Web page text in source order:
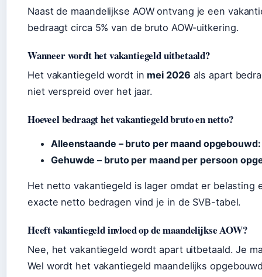
Naast de maandelijkse AOW ontvang je een
bedraagt circa 5% van de bruto AOW-uitkering.
Wanneer wordt het vakantiegeld uitbetaald?
Het vakantiegeld wordt in mei 2026 als apart
niet verspreid over het jaar.
Hoeveel bedraagt het vakantiegeld bruto en netto?
Alleenstaande – bruto per maand opgebouwd:
Gehuwde – bruto per maand per persoon
Het netto vakantiegeld is lager omdat er belasting
exacte netto bedragen vind je in de SVB-tabel.
Heeft vakantiegeld invloed op de maandelijkse AOW?
Nee, het vakantiegeld wordt apart uitbetaald. Je
Wel wordt het vakantiegeld maandelijks